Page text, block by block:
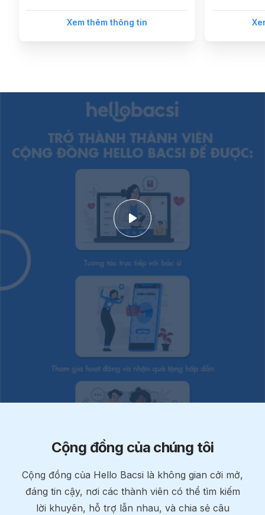
Xem thêm thông tin
Cộng đồng của chúng tôi
Cộng đồng của Hello Bacsi là không gian cởi mở,
đáng tin cậy, nơi các thành viên có thể tìm kiếm
lời khuyên, hỗ trợ lẫn nhau, và chia sẻ câu